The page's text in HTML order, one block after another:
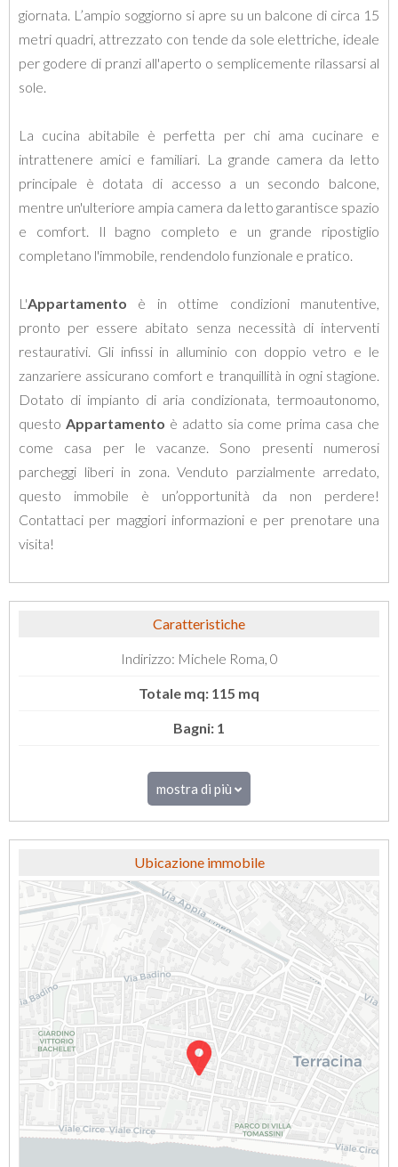
giornata. L’ampio soggiorno si apre su un balcone di circa 15
metri quadri, attrezzato con tende da sole elettriche, ideale
per godere di pranzi all'aperto o semplicemente rilassarsi al
sole.
La cucina abitabile è perfetta per chi ama cucinare e
intrattenere amici e familiari. La grande camera da letto
principale è dotata di accesso a un secondo balcone,
mentre un'ulteriore ampia camera da letto garantisce spazio
e comfort. Il bagno completo e un grande ripostiglio
completano l'immobile, rendendolo funzionale e pratico.
L'Appartamento è in ottime condizioni manutentive,
pronto per essere abitato senza necessità di interventi
restaurativi. Gli infissi in alluminio con doppio vetro e le
zanzariere assicurano comfort e tranquillità in ogni stagione.
Dotato di impianto di aria condizionata, termoautonomo,
questo Appartamento è adatto sia come prima casa che
come casa per le vacanze. Sono presenti numerosi
parcheggi liberi in zona. Venduto parzialmente arredato,
questo immobile è un’opportunità da non perdere!
Contattaci per maggiori informazioni e per prenotare una
visita!
Caratteristiche
Indirizzo: Michele Roma, 0
Totale mq: 115 mq
Bagni: 1
mostra di più
Ubicazione immobile